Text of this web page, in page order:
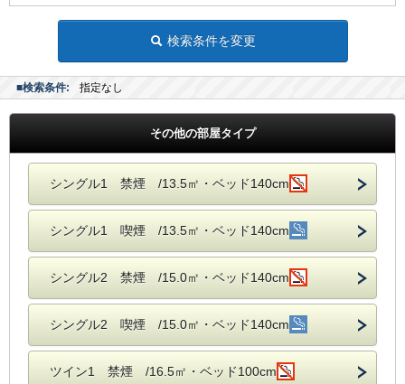
検索条件を変更
■検索条件: 指定なし
その他の部屋タイプ
シングル1 禁煙 /13.5㎡・ベッド140cm
シングル1 喫煙 /13.5㎡・ベッド140cm
シングル2 禁煙 /15.0㎡・ベッド140cm
シングル2 喫煙 /15.0㎡・ベッド140cm
ツイン1 禁煙 /16.5㎡・ベッド100cm